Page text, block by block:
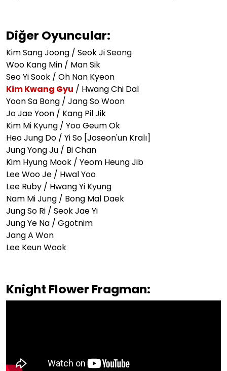
Diğer Oyuncular:
Kim Sang Joong / Seok Ji Seong
Woo Kang Min / Man Sik
Seo Yi Sook / Oh Nan Kyeon
Kim Kwang Gyu / Hwang Chi Dal
Yoon Sa Bong / Jang So Woon
Jo Jae Yoon / Kang Pil Jik
Kim Mi Kyung / Yoo Geum Ok
Heo Jung Do / Yi So [Joseon'un Kralı]
Jung Yong Ju / Bi Chan
Kim Hyung Mook / Yeom Heung Jib
Lee Woo Je / Hwal Yoo
Lee Ruby / Hwang Yi Kyung
Nam Mi Jung / Bong Mal Daek
Jung So Ri / Seok Jae Yi
Jung Ye Na / Ggotnim
Jang A Won
Lee Keun Wook
Knight Flower Fragman: